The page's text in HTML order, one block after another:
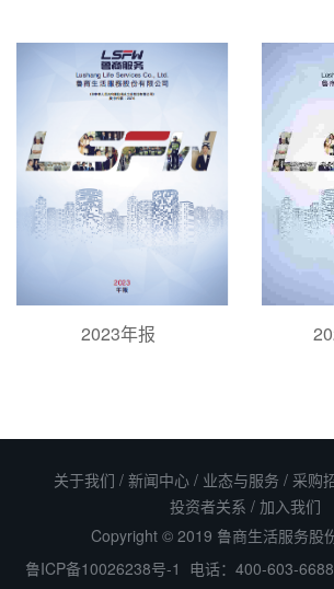
2023年报
关于我们 / 新闻中心 / 业态与服务 / 采购
投资者关系 / 加入我们
Copyright © 2019 鲁商生活服务股
鲁ICP备10026238号-1 电话：400-603-